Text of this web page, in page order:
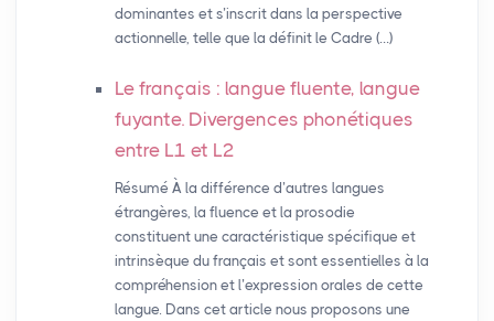
dominantes et s’inscrit dans la perspective
actionnelle, telle que la définit le Cadre (…)
Le français : langue fluente, langue
fuyante. Divergences phonétiques
entre L1 et L2
Résumé À la différence d’autres langues
étrangères, la fluence et la prosodie
constituent une caractéristique spécifique et
intrinsèque du français et sont essentielles à la
compréhension et l’expression orales de cette
langue. Dans cet article nous proposons une